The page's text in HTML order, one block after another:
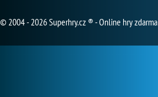
© 2004 - 2026 Superhry.cz ® - Online hry zdarma